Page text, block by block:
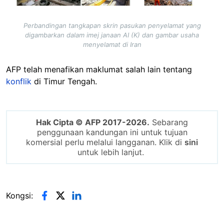
Perbandingan tangkapan skrin pasukan penyelamat yang
digambarkan dalam imej janaan AI (K) dan gambar usaha
menyelamat di Iran
AFP telah menafikan maklumat salah lain tentang
konflik di Timur Tengah.
Hak Cipta © AFP 2017-2026. Sebarang
penggunaan kandungan ini untuk tujuan
komersial perlu melalui langganan. Klik di sini
untuk lebih lanjut.
Kongsi: